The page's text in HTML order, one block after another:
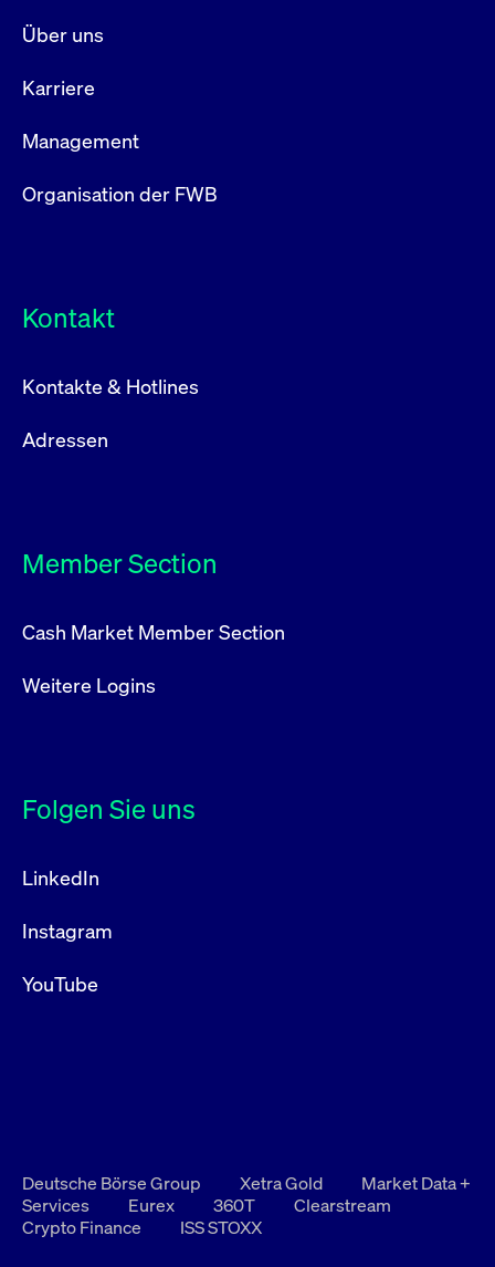
Über uns
Karriere
Management
Organisation der FWB
Kontakt
Kontakte & Hotlines
Adressen
Member Section
Cash Market Member Section
Weitere Logins
Folgen Sie uns
LinkedIn
Instagram
YouTube
Deutsche Börse Group Xetra Gold
Market Data +
Services
Eurex 360T
Clearstream
Crypto Finance
ISS STOXX